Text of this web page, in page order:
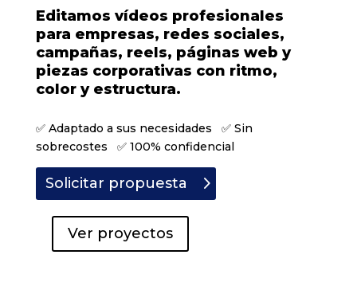
Editamos vídeos profesionales
para empresas, redes sociales,
campañas, reels, páginas web y
piezas corporativas con ritmo,
color y estructura.
✅ Adaptado a sus necesidades ✅ Sin
sobrecostes ✅ 100% confidencial
Solicitar propuesta
Ver proyectos